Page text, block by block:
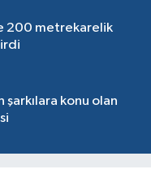
200 metrekarelik
şarkılara konu olan